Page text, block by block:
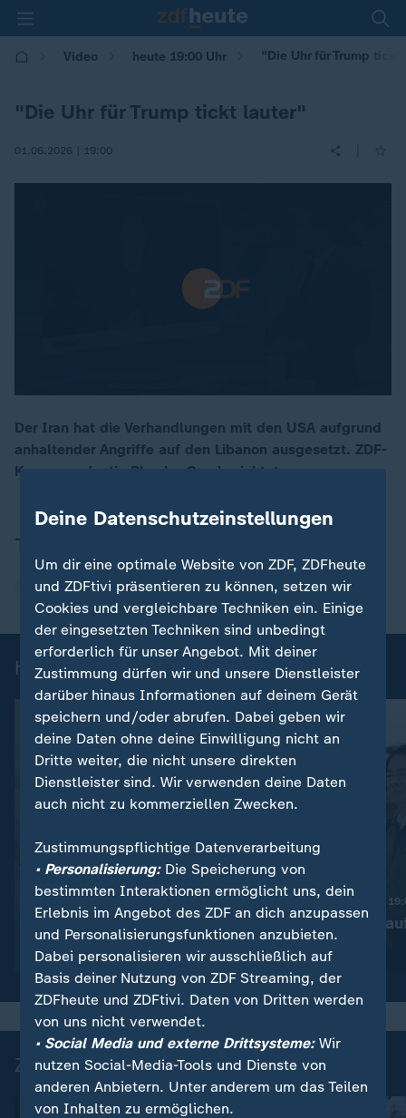
Video heute 19:00 Uhr "Die Uhr für Trump tickt
"Die Uhr für Trump tickt lauter"
01.06.2026 | 19:00
00:07
Der Iran hat die Verhandlungen mit den USA aufgrund
anhaltender Angriffe auf den Libanon ausgesetzt. ZDF-
Korrespondentin Phoebe Gaa berichtet.
Thema
Iran
heute 19:00 Uhr: Einzelbeiträge
Nachrichten | heute 19:00 Uhr:
Trotz Krieg:
Leihmutterschaft in der
Ukraine
Video
Nachrichten | heute
Taiwan rüstet
Video 1:45
Zuletzt auf ZDFheute veröffentlicht
Deine Datenschutzeinstellungen
Um dir eine optimale Website von ZDF, ZDFheute
und ZDFtivi präsentieren zu können, setzen wir
Cookies und vergleichbare Techniken ein. Einige
der eingesetzten Techniken sind unbedingt
erforderlich für unser Angebot. Mit deiner
Zustimmung dürfen wir und unsere Dienstleister
darüber hinaus Informationen auf deinem Gerät
speichern und/oder abrufen. Dabei geben wir
deine Daten ohne deine Einwilligung nicht an
Dritte weiter, die nicht unsere direkten
Dienstleister sind. Wir verwenden deine Daten
auch nicht zu kommerziellen Zwecken.
Zustimmungspflichtige Datenverarbeitung
• Personalisierung:Die Speicherung von
bestimmten Interaktionen ermöglicht uns, dein
Erlebnis im Angebot des ZDF an dich anzupassen
und Personalisierungsfunktionen anzubieten.
Dabei personalisieren wir ausschließlich auf
Basis deiner Nutzung von ZDF Streaming, der
ZDFheute und ZDFtivi. Daten von Dritten werden
von uns nicht verwendet.
• Social Media und externe Drittsysteme:Wir
nutzen Social-Media-Tools und Dienste von
anderen Anbietern. Unter anderem um das Teilen
von Inhalten zu ermöglichen.